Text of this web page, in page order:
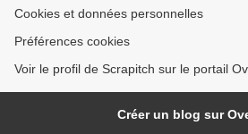
Cookies et données personnelles
Préférences cookies
Voir le profil de Scrapitch sur le portail
Créer un blog sur